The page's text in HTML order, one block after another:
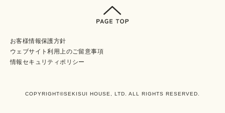
お客様情報保護方針
ウェブサイト利⽤上のご留意事項
情報セキュリティポリシー
COPYRIGHT©SEKISUI HOUSE, LTD. ALL RIGHTS RESERVED.